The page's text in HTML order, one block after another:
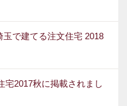
で建てる注文住宅 2018
宅2017秋に掲載されまし